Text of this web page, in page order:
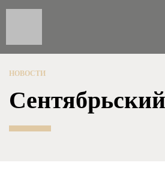
НОВОСТИ